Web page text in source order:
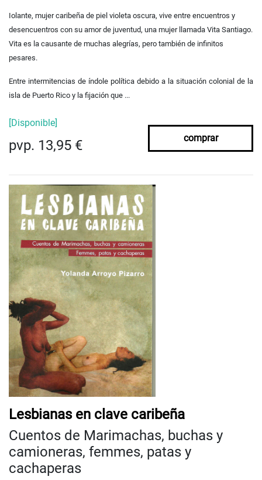
Iolante, mujer caribeña de piel violeta oscura, vive entre encuentros y
desencuentros con su amor de juventud, una mujer llamada Vita Santiago.
Vita es la causante de muchas alegrías, pero también de infinitos
pesares.
Entre intermitencias de índole política debido a la situación colonial de la
isla de Puerto Rico y la fijación que ...
[Disponible]
pvp. 13,95 € comprar
Lesbianas en clave caribeña
Cuentos de Marimachas, buchas y
camioneras, femmes, patas y
cachaperas